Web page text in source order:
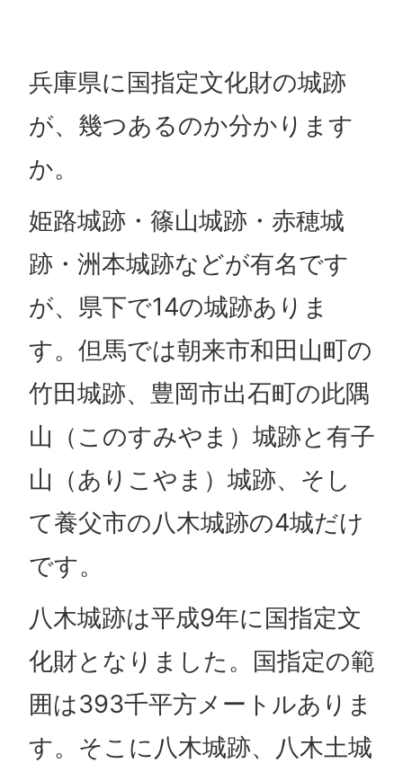
兵庫県に国指定文化財の城跡
が、幾つあるのか分かります
か。
姫路城跡・篠山城跡・赤穂城
跡・洲本城跡などが有名です
が、県下で14の城跡ありま
す。但馬では朝来市和田山町の
竹田城跡、豊岡市出石町の此隅
山（このすみやま）城跡と有子
山（ありこやま）城跡、そし
て養父市の八木城跡の4城だけ
です。
八木城跡は平成9年に国指定文
化財となりました。国指定の範
囲は393千平方メートルありま
す。そこに八木城跡、八木土城